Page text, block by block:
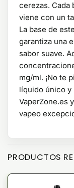
cerezas. Cada
viene con un
La base de
garantiza una
sabor suave.
mg/ml. ¡No te
líquido único y
VaperZone.es
vapeo
PRODUCTOS